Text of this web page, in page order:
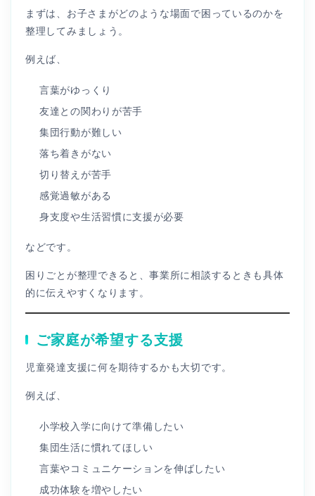
まずは、お子さまがどのような場面で困っているのかを
整理してみましょう。
例えば、
言葉がゆっくり
友達との関わりが苦手
集団行動が難しい
落ち着きがない
切り替えが苦手
感覚過敏がある
身支度や生活習慣に支援が必要
などです。
困りごとが整理できると、事業所に相談するときも具体
的に伝えやすくなります。
ご家庭が希望する支援
児童発達支援に何を期待するかも大切です。
例えば、
小学校入学に向けて準備したい
集団生活に慣れてほしい
言葉やコミュニケーションを伸ばしたい
成功体験を増やしたい